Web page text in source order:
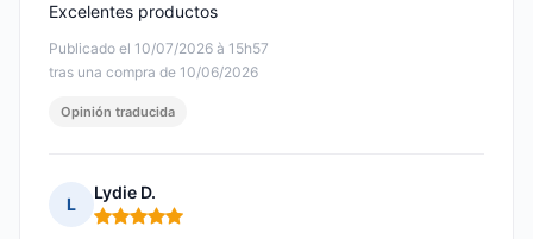
Publicado el 10/07/2026 à 15h57
tras una compra de 10/06/2026
Excelentes productos
Opinión traducida
L
Lydie D.
Nota: 5 de 5